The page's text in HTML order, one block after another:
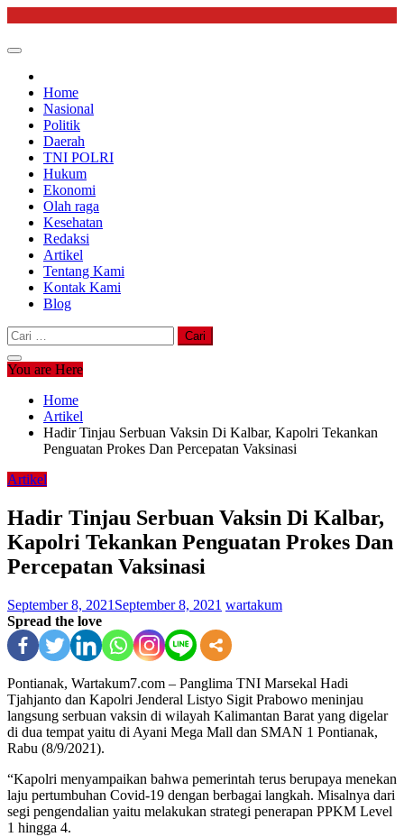
content
Home
Nasional
Politik
Daerah
TNI POLRI
Hukum
Ekonomi
Olah raga
Kesehatan
Redaksi
Artikel
Tentang Kami
Kontak Kami
Blog
Cari
untuk:
You are Here
Home
Artikel
Hadir Tinjau Serbuan Vaksin Di Kalbar, Kapolri Tekankan
Penguatan Prokes Dan Percepatan Vaksinasi
Artikel
Hadir Tinjau Serbuan Vaksin Di Kalbar,
Kapolri Tekankan Penguatan Prokes Dan
Percepatan Vaksinasi
September 8, 2021 September 8, 2021 wartakum
Spread the love
Pontianak, Wartakum7.com – Panglima TNI Marsekal Hadi
Tjahjanto dan Kapolri Jenderal Listyo Sigit Prabowo meninjau
langsung serbuan vaksin di wilayah Kalimantan Barat yang digelar
di dua tempat yaitu di Ayani Mega Mall dan SMAN 1 Pontianak,
Rabu (8/9/2021).
“Kapolri menyampaikan bahwa pemerintah terus berupaya menekan
laju pertumbuhan Covid-19 dengan berbagai langkah. Misalnya dari
segi pengendalian yaitu melakukan strategi penerapan PPKM Level
1 hingga 4.